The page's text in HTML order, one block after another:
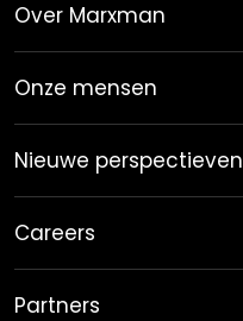
Over Marxman
Onze mensen
Nieuwe perspectieven
Careers
Partners